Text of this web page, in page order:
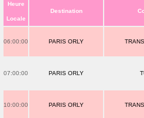
Heure
Locale
Destination
06:00:00 PARIS ORLY
07:00:00 PARIS ORLY
10:00:00 PARIS ORLY